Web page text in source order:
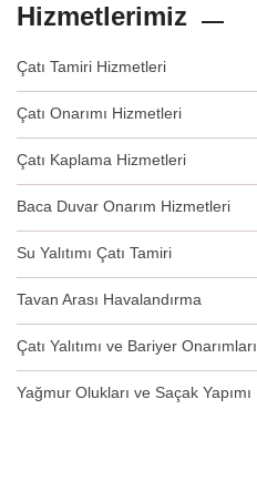
Hizmetlerimiz
Çatı Tamiri Hizmetleri
Çatı Onarımı Hizmetleri
Çatı Kaplama Hizmetleri
Baca Duvar Onarım Hizmetleri
Su Yalıtımı Çatı Tamiri
Tavan Arası Havalandırma
Çatı Yalıtımı ve Bariyer Onarımları
Yağmur Olukları ve Saçak Yapımı